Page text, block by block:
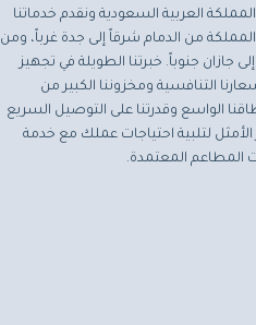
العربية السعودية ونقدم خدماتنا
من الدمام شرقاً إلى جدة غرباً، ومن
جازان جنوباً. خبرتنا الطويلة في تجهيز
التنافسية ومخزوننا الكبير من
الواسع وقدرتنا على التوصيل السريع
الأمثل لتلبية احتياجات عملك مع خدمة
المطاعم المعتمدة.